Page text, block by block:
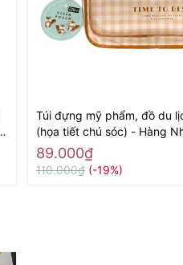
Túi đựng mỹ phẩm, đồ du
(họa tiết chú sóc) - Hàng
89.000₫
110.000₫ (-19%)